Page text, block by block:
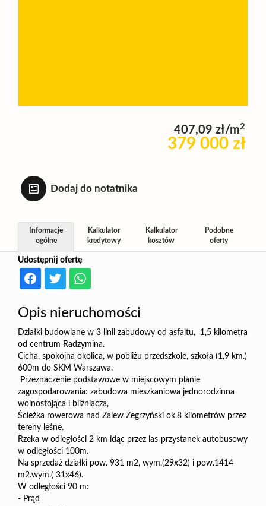
407,09 zł/m2
379 000 zł
Dodaj do notatnika
Udostępnij ofertę
Informacje
ogólne
Kalkulator
kredytowy
Kalkulator
kosztów
Podobne
oferty
Opis nieruchomości
Działki budowlane w 3 linii zabudowy od asfaltu, 1,5 kilometra
od centrum Radzymina.
Cicha, spokojna okolica, w pobliżu przedszkole, szkoła (1,9 km.)
600m do SKM Warszawa.
Przeznaczenie podstawowe w miejscowym planie
zagospodarowania: zabudowa mieszkaniowa jednorodzinna
wolnostojąca i bliźniacza,
Ścieżka rowerowa nad Zalew Zegrzyński ok.8 kilometrów przez
tereny leśne.
Rzeka w odległości 2 km idąc przez las-przystanek autobusowy
w odległości 100m.
Na sprzedaż działki pow. 931 m2, wym.(29x32) i pow.1414
m2.wym.( 31x46).
W odległości 90 m:
- Prąd